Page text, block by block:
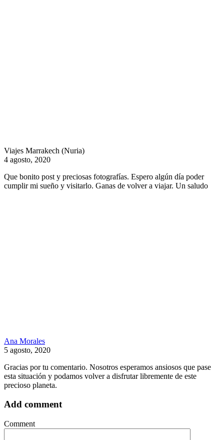
Viajes Marrakech (Nuria)
4 agosto, 2020
Que bonito post y preciosas fotografías. Espero algún día poder
cumplir mi sueño y visitarlo. Ganas de volver a viajar. Un saludo
Ana Morales
5 agosto, 2020
Gracias por tu comentario. Nosotros esperamos ansiosos que pase
esta situación y podamos volver a disfrutar libremente de este
precioso planeta.
Add comment
Comment